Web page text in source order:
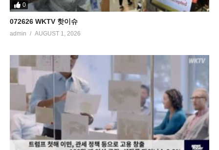
0
072626 WKTV 핫이슈
admin AUGUST 1, 2026